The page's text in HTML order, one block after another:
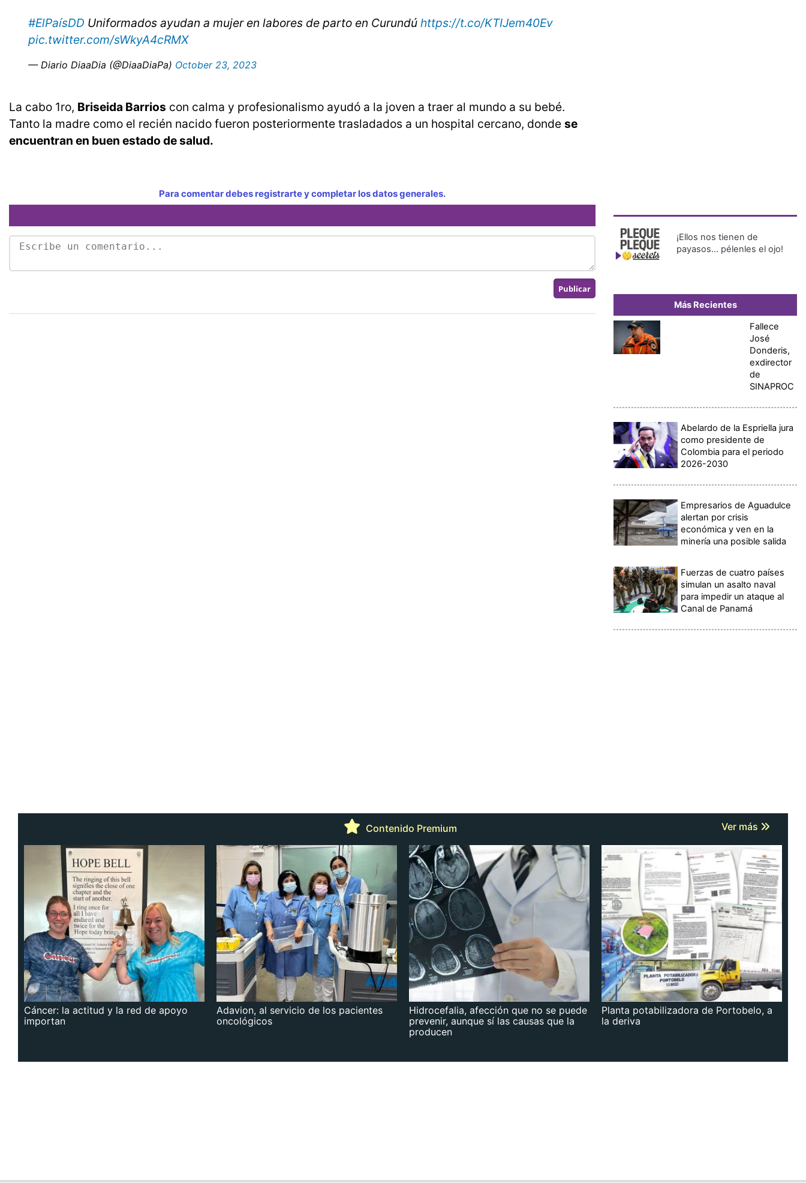
#ElPaísDD Uniformados ayudan a mujer en labores de parto en Curundú https://t.co/KTIJem40Ev
pic.twitter.com/sWkyA4cRMX
— Diario DiaaDia (@DiaaDiaPa) October 23, 2023
La cabo 1ro, Briseida Barrios con calma y profesionalismo ayudó a la joven a traer al mundo a su bebé.
Tanto la madre como el recién nacido fueron posteriormente trasladados a un hospital cercano, donde se
encuentran en buen estado de salud.
Para comentar debes registrarte y completar los datos generales.
¡Ellos nos tienen de
payasos… pélenles el ojo!
Más Recientes
Fallece
José
Donderis,
exdirector
de
SINAPROC
Abelardo de la Espriella jura
como presidente de
Colombia para el periodo
2026-2030
Empresarios de Aguadulce
alertan por crisis
económica y ven en la
minería una posible salida
Fuerzas de cuatro países
simulan un asalto naval
para impedir un ataque al
Canal de Panamá
Contenido Premium Ver más
Cáncer: la actitud y la red de apoyo
importan
Adavion, al servicio de los pacientes
oncológicos
Hidrocefalia, afección que no se puede
prevenir, aunque sí las causas que la
producen
Planta potabilizadora de Portobelo, a
la deriva